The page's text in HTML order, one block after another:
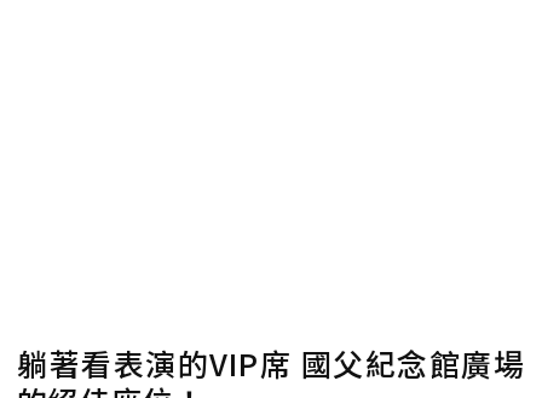
躺著看表演的VIP席 國父紀念館廣場